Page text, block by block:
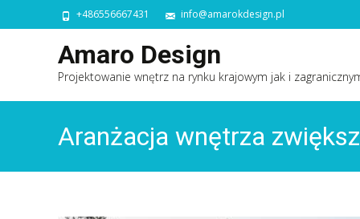
+486556667431 info@amarokdesign.pl
Amaro Design
Projektowanie wnętrz na rynku krajowym jak i
Aranżacja wnętrza